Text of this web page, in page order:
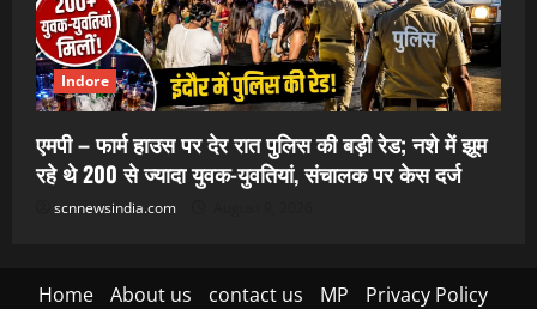
Indore
एमपी – फार्म हाउस पर देर रात पुलिस की बड़ी रेड; नशे में झूम
रहे थे 200 से ज्यादा युवक-युवतियां, संचालक पर केस दर्ज
scnnewsindia.com
Home About us contact us MP
Privacy Policy